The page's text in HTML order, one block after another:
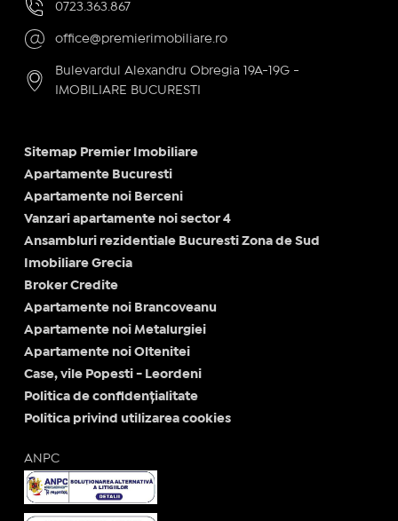
0723.363.867
office@premierimobiliare.ro
Bulevardul Alexandru Obregia 19A-19G -
IMOBILIARE BUCURESTI
Sitemap Premier Imobiliare
Apartamente Bucuresti
Apartamente noi Berceni
Vanzari apartamente noi sector 4
Ansambluri rezidentiale Bucuresti Zona de Sud
Imobiliare Grecia
Broker Credite
Apartamente noi Brancoveanu
Apartamente noi Metalurgiei
Apartamente noi Oltenitei
Case, vile Popesti - Leordeni
Politica de confidențialitate
Politica privind utilizarea cookies
ANPC